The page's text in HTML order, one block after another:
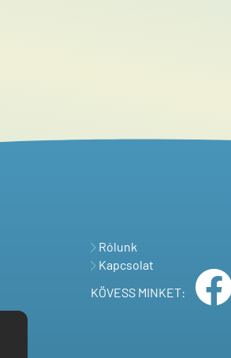
Rólunk
Kapcsolat
KÖVESS MINKET: